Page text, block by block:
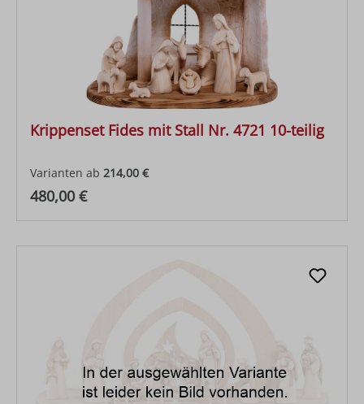
Krippenset Fides mit Stall Nr. 4721 10-teilig
Varianten ab 214,00 €
Regulärer Preis:
480,00 €